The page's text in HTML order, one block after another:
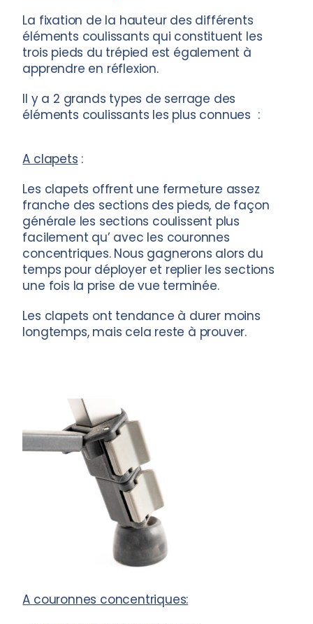
La fixation de la hauteur des différents
éléments coulissants qui constituent les
trois pieds du trépied est également à
apprendre en réflexion.
Il y a 2 grands types de serrage des
éléments coulissants les plus connues :
A clapets :
Les clapets offrent une fermeture assez
franche des sections des pieds, de façon
générale les sections coulissent plus
facilement qu’ avec les couronnes
concentriques. Nous gagnerons alors du
temps pour déployer et replier les sections
une fois la prise de vue terminée.
Les clapets ont tendance à durer moins
longtemps, mais cela reste à prouver.
A couronnes concentriques: